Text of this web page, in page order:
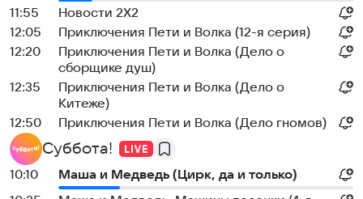
11:55
Новости 2Х2
12:05
Приключения Пети и Волка (12-я серия)
12:20
Приключения Пети и Волка (Дело о
сборщике душ)
12:35
Приключения Пети и Волка (Дело о
Китеже)
12:50
Приключения Пети и Волка (Дело гномов)
Суббота!
10:10
Маша и Медведь (Цирк, да и только)